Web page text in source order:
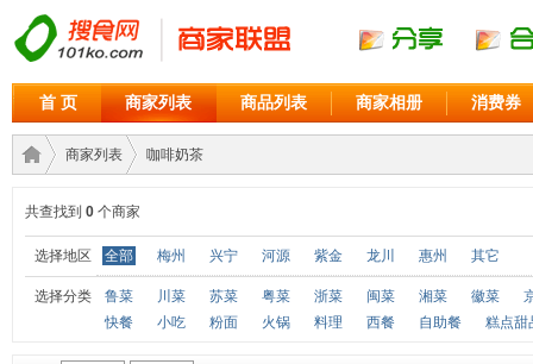
首 页 商家列表 商品列表 商家相册 消费券
商家›
商家列表
›
咖啡奶茶
共查找到 0 个商家
选择地区 全部 梅州 兴宁 河源 紫金 龙川 惠州 其它
选择分类 鲁菜 川菜 苏菜 粤菜 浙菜 闽菜 湘菜 徽菜
快餐
小吃 粉面 火锅 料理 西餐 自助餐 糕点甜